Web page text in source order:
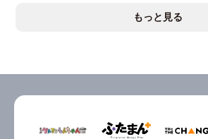
もっと見る